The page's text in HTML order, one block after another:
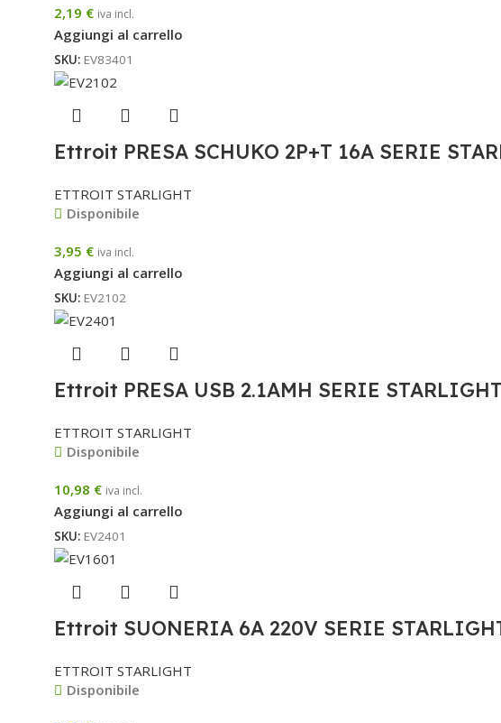
2,19 € iva incl.
Aggiungi al carrello
SKU: EV83401
Ettroit PRESA SCHUKO 2P+T 16A SERIE
ETTROIT STARLIGHT
Disponibile
3,95 € iva incl.
Aggiungi al carrello
SKU: EV2102
Ettroit PRESA USB 2.1AMH SERIE
ETTROIT STARLIGHT
Disponibile
10,98 € iva incl.
Aggiungi al carrello
SKU: EV2401
Ettroit SUONERIA 6A 220V SERIE
ETTROIT STARLIGHT
Disponibile